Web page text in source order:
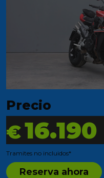
Precio
€16.190
Tramites no incluidos*
Reserva ahora